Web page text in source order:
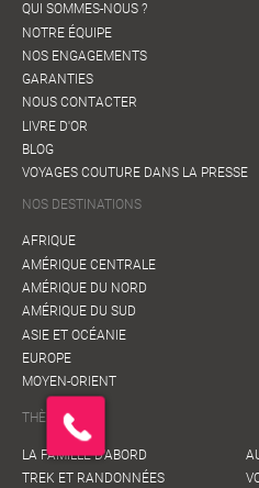
QUI SOMMES-NOUS ?
NOTRE ÉQUIPE
NOS ENGAGEMENTS
GARANTIES
NOUS CONTACTER
LIVRE D'OR
BLOG
VOYAGES COUTURE DANS LA PRESSE
NOS DESTINATIONS
AFRIQUE
AMÉRIQUE CENTRALE
AMÉRIQUE DU NORD
AMÉRIQUE DU SUD
ASIE ET OCÉANIE
EUROPE
MOYEN-ORIENT
THÈMES
LA FAMILLE D'ABORD
TREK ET RANDONNÉES